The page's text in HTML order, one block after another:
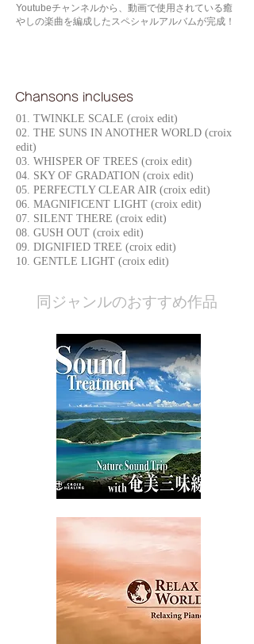
Youtubeチャンネルから、動画で使用されている癒
やしの楽曲を編成したスペシャルアルバムが完成！
Chansons incluses
01. TWINKLE SCALE (croix edit)
02. THE SUNS IN ANOTHER WORLD (croix
edit)
03. WHISPER OF TREES (croix edit)
04. SKY OF GRADATION (croix edit)
05. PERFECTLY CLEAR AIR (croix edit)
06. MAGNIFICENT LIGHT (croix edit)
07. SILENT THERE (croix edit)
08. GUSH OUT (croix edit)
09. DIGNIFIED TREE (croix edit)
10. GENTLE LIGHT (croix edit)
​同ジャンルのおすすめ作品